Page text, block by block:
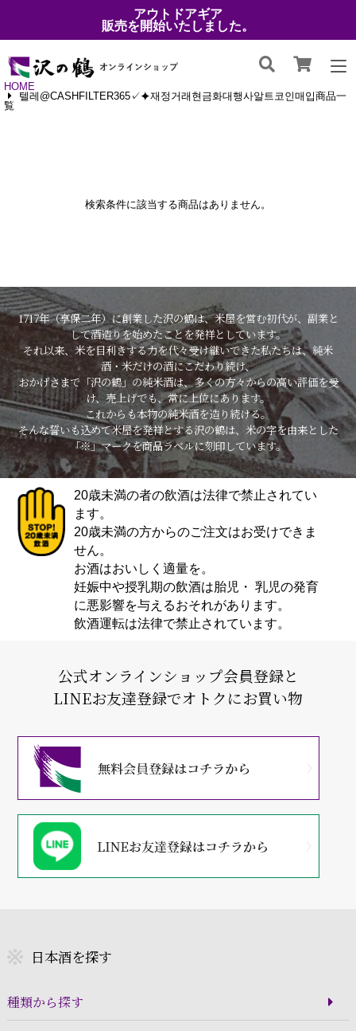
アウトドアギア
販売を開始いたしました。
HOME
텔레@CASHFILTER365✓⯌재정거래현금화대행사알트코인매입商品一
覧
検索条件に該当する商品はありません。
1717年（享保二年）に創業した沢の鶴は、米屋を営む初代が、副業と
して酒造りを始めたことを発祥としています。
それ以来、米を目利きする力を代々受け継いできた私たちは、純米
酒・米だけの酒にこだわり続け、
おかげさまで「沢の鶴」の純米酒は、多くの方々からの高い評価を受
け、売上げでも、常に上位にあります。
これからも本物の純米酒を造り続ける。
そんな誓いも込めて米屋を発祥とする沢の鶴は、米の字を由来とした
「※」マークを商品ラベルに刻印しています。
20歳未満の者の飲酒は法律で禁止されてい
ます。
20歳未満の方からのご注文はお受けできま
せん。
お酒はおいしく適量を。
妊娠中や授乳期の飲酒は胎児・ 乳児の発育
に悪影響を与えるおそれがあります。
飲酒運転は法律で禁止されています。
公式オンラインショップ会員登録と
LINEお友達登録でオトクにお買い物
日本酒を探す
種類から探す